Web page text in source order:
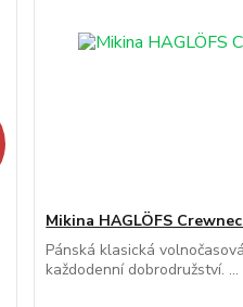
Mikina HAGLÖFS
Pánská klasická
každodenní dobrodružství. ...